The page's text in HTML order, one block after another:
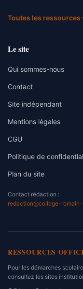
Toutes les ressources
Le site
Qui sommes-nous
Contact
Site indépendant
Mentions légales
CGU
Politique de
Plan du site
Contact rédaction :
redaction@college-
RESSOURCES
Pour les démarches
consultez les sites